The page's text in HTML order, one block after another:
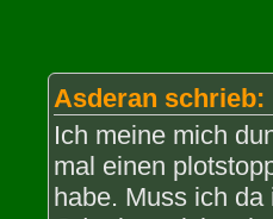
Asderan schrieb:
Ich meine mich
mal einen
habe. Muss ich